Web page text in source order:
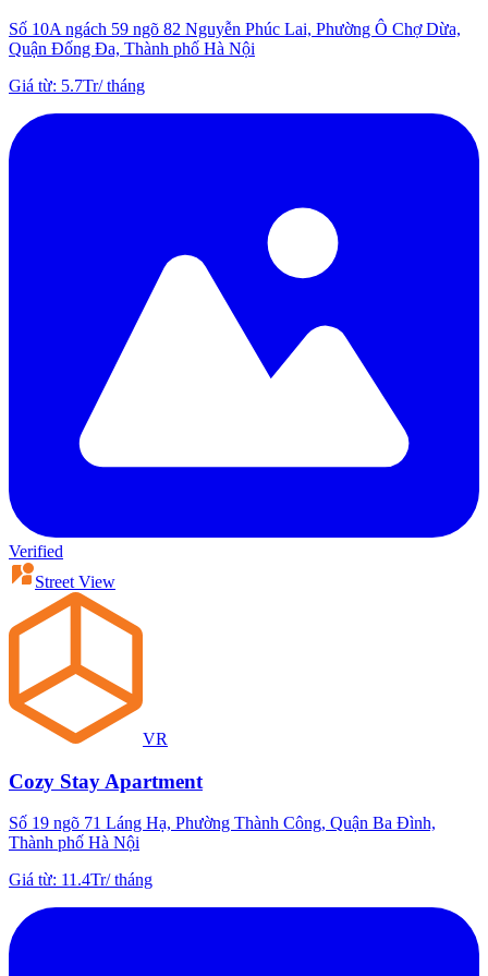
Số 10A ngách 59 ngõ 82 Nguyễn Phúc Lai, Phường Ô Chợ Dừa,
Quận Đống Đa, Thành phố Hà Nội
Giá từ: 5.7Tr/tháng
Verified
Street View
VR
Cozy Stay Apartment
Số 19 ngõ 71 Láng Hạ, Phường Thành Công, Quận Ba Đình,
Thành phố Hà Nội
Giá từ: 11.4Tr/tháng